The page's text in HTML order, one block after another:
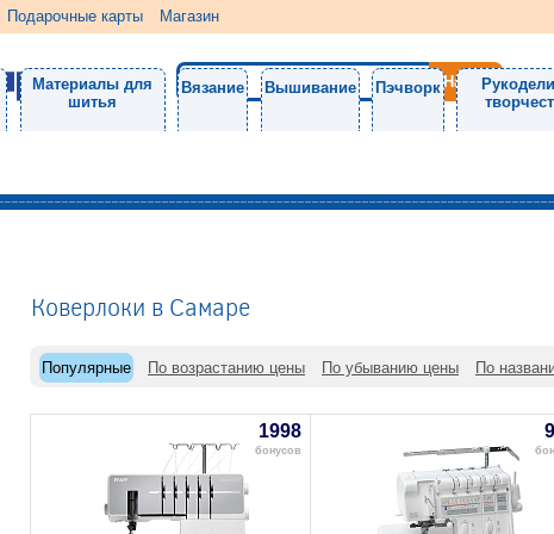
Подарочные карты Магазин
Материалы для
шитья
Вязание Вышивание Пэчворк
Коверлоки в Самаре
Популярные По возрастанию цены По убыванию цены По
1998
бонусов